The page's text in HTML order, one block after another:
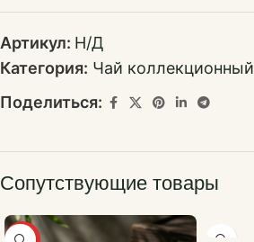
Артикул: Н/Д
Категория: Чай коллекционный
Поделиться:
Сопутствующие товары
ХИТ